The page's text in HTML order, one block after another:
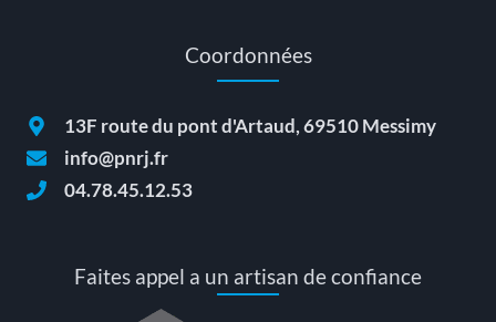
Coordonnées
13F route du pont d'Artaud, 69510 Messimy
info@pnrj.fr
04.78.45.12.53
Faites appel a un artisan de confiance